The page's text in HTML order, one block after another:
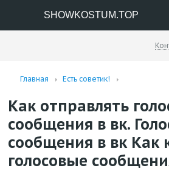
SHOWKOSTUM.TOP
Главная Есть советик!
Как отправлять
сообщения в вк.
сообщения в вк Как
голосовые